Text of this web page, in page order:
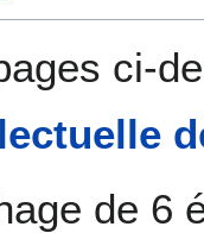
ci-
de 6